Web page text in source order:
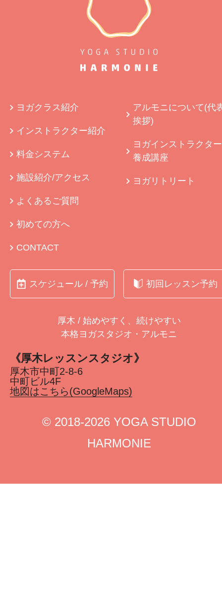
ヨガクラス紹介
インストラクター紹介
料金システム
施設紹介/アクセス
よくあるご質問
初めての方へ
CONTACT
アルモニについて(代
挨拶)
ヨガインストラクター
養成講座
ヨガリトリート
スケジュール / 予約 初回レッスン予約
厚木 / 始めやすく、続けやすい
本格ヨガスタジオ・アルモニ
《厚木レッスンスタジオ》
厚木市中町2-8-6
中町ビル4F
地図はこちら(GoogleMaps)
©︎ 2018-2026 YOGA STUDIO
HARMONIE